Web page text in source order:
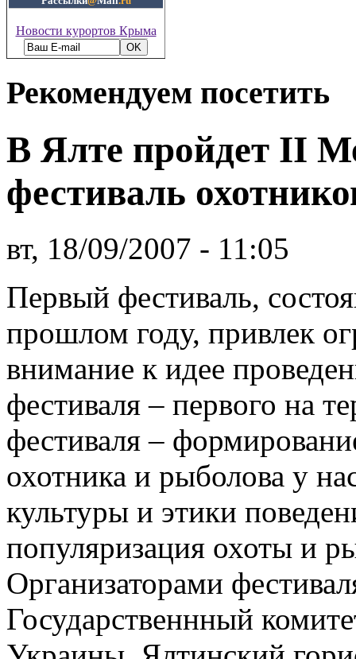
Новости курортов Крыма
Рекомендуем посетить
В Ялте пройдет II
фестиваль
вт, 18/09/2007 - 11:05
Первый фестиваль,
прошлом году, привлек
внимание к идее
фестиваля – первого на
фестиваля –
охотника и рыболова у
культуры и этики
популяризация охоты и
Организаторами
Государственнный